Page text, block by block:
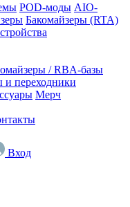
POD-моды AIO-
Бакомайзеры (RTA)
/ RBA-базы
и переходники
Мерч
Вход